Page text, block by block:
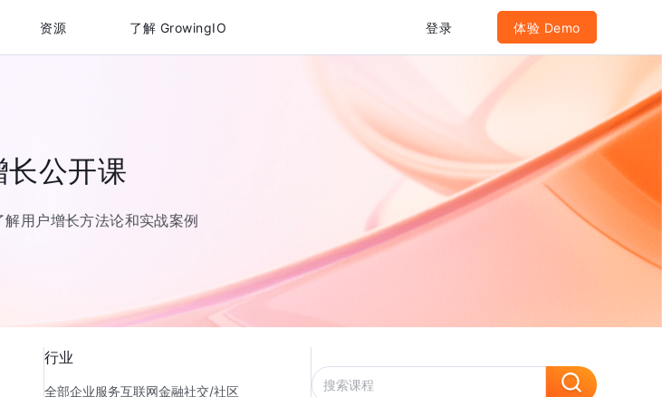
资源 了解 GrowingIO 登录 体验 Demo
长公开课
用户增长方法论和实战案例
行业
全部企业服务互联网金融社交/社区